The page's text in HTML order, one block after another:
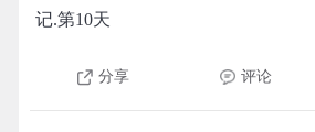
记.第10天
分享 评论